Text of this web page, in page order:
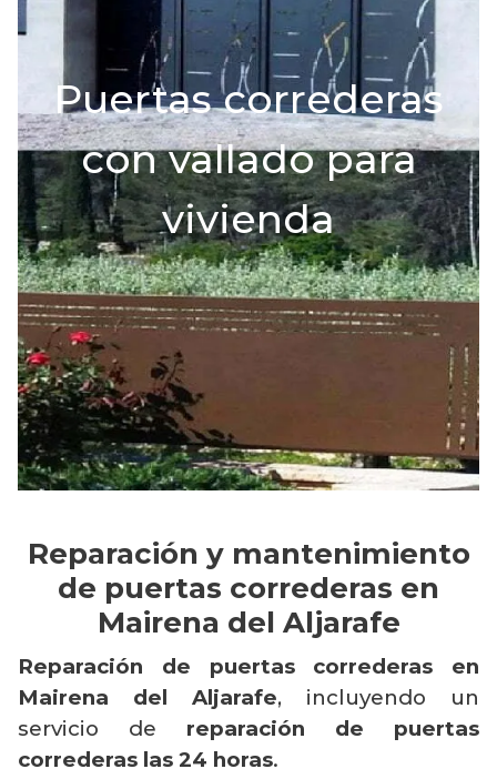
Puertas correderas
con vallado para
vivienda
Reparación y mantenimiento
de puertas correderas en
Mairena del Aljarafe
Reparación de puertas correderas en
Mairena del Aljarafe, incluyendo un
servicio de reparación de puertas
correderas las 24 horas.